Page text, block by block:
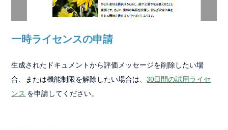
一時ライセンスの申請
生成されたドキュメントから評価メッセージを削除したい場
合、または機能制限を解除したい場合は、30日間の試用ライセ
ンス を申請してください。